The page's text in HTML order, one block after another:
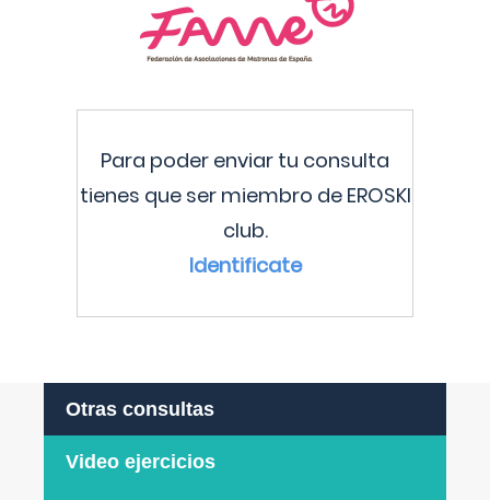
Para poder enviar tu consulta
tienes que ser miembro de EROSKI
club.
Identificate
Otras consultas
Video ejercicios